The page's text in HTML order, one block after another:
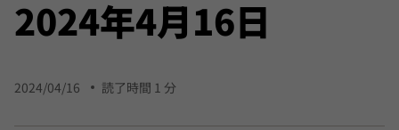
2024年4月16日
2024/04/16 読了時間 1 分